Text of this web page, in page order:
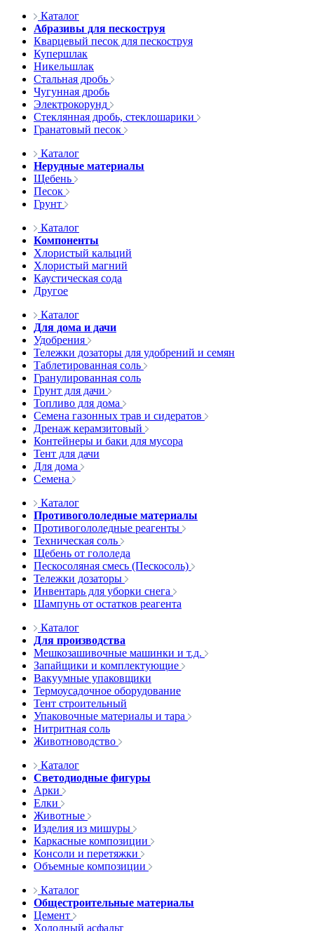
Каталог
Абразивы для пескоструя
Кварцевый песок для пескоструя
Купершлак
Никельшлак
Стальная дробь
Чугунная дробь
Электрокорунд
Стеклянная дробь, стеклошарики
Гранатовый песок
Каталог
Нерудные материалы
Щебень
Песок
Грунт
Каталог
Компоненты
Хлористый кальций
Хлористый магний
Каустическая сода
Другое
Каталог
Для дома и дачи
Удобрения
Тележки дозаторы для удобрений и семян
Таблетированная соль
Гранулированная соль
Грунт для дачи
Топливо для дома
Семена газонных трав и сидератов
Дренаж керамзитовый
Контейнеры и баки для мусора
Тент для дачи
Для дома
Семена
Каталог
Противогололедные материалы
Противогололедные реагенты
Техническая соль
Щебень от гололеда
Пескосоляная смесь (Пескосоль)
Тележки дозаторы
Инвентарь для уборки снега
Шампунь от остатков реагента
Каталог
Для производства
Мешкозашивочные машинки и т.д.
Запайщики и комплектующие
Вакуумные упаковщики
Термоусадочное оборудование
Тент строительный
Упаковочные материалы и тара
Нитритная соль
Животноводство
Каталог
Светодиодные фигуры
Арки
Елки
Животные
Изделия из мишуры
Каркасные композиции
Консоли и перетяжки
Объемные композиции
Каталог
Общестроительные материалы
Цемент
Холодный асфальт